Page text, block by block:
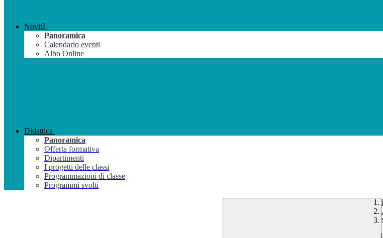
Novità
Panoramica
Calendario eventi
Albo Online
Didattica
Panoramica
Offerta formativa
Dipartimenti
I progetti delle classi
Programmazioni di classe
Programmi svolti